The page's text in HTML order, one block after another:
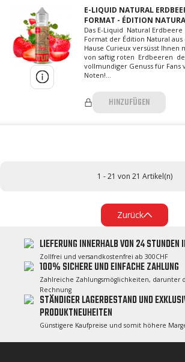
E-LIQUID NATURAL
FORMAT - ÉDITION
Das E-Liquid Natural
Format der Édition Natural aus
Hause Curieux versüsst Ihnen
von saftig roten Erdbeeren
vollmundiger Genuss für Fans
Noten!...
HINZUFÜGEN
1 - 21 von 21 Artikel(n)
Zurück
LIEFERUNG INNERHALB VON 24 STUNDEN
Zollfrei und versandkostenfrei ab 300CHF
100% SICHERE UND EINFACHE ZAHLUNG
Zahlreiche Zahlungsmöglichkeiten, darunter
Rechnung
STÄNDIGER LAGERBESTAND UND
PRODUKTNEUHEITEN
Günstigere Kaufpreise und somit höhere